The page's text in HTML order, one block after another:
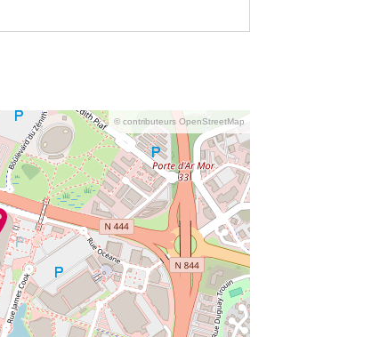
© contributeurs OpenStreetMap